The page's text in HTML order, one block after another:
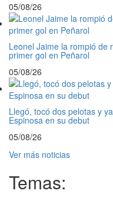
05/08/26
Leonel Jaime la rompió de
primer gol en Peñarol
05/08/26
Llegó, tocó dos pelotas y
Espinosa en su debut
05/08/26
Ver más noticias
Temas: